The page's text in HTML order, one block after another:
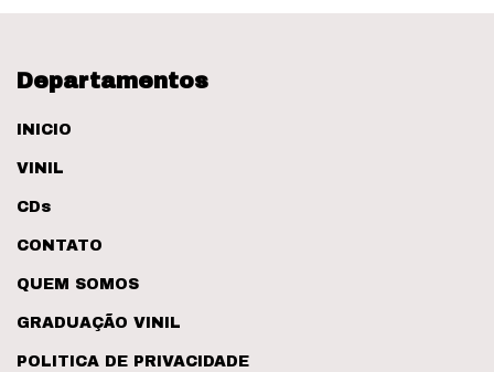
Departamentos
INICIO
VINIL
CDs
CONTATO
QUEM SOMOS
GRADUAÇÃO VINIL
POLITICA DE PRIVACIDADE